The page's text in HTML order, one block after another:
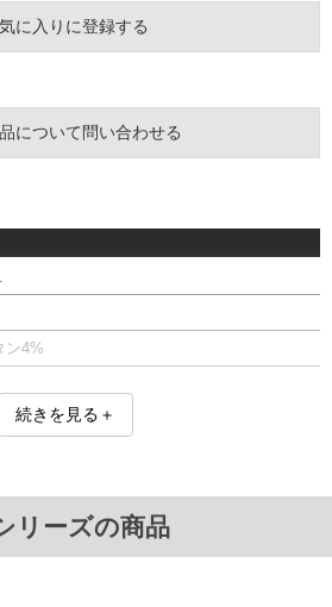
に入りに登録する
について問い合わせる
4%
1週間以内にご連絡ください。
】
続きを見る＋
リーズの商品